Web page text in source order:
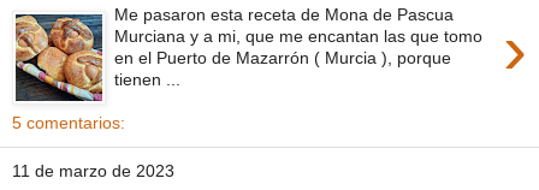
›
Me pasaron esta receta de Mona de Pascua
Murciana y a mi, que me encantan las que tomo
en el Puerto de Mazarrón ( Murcia ), porque
tienen ...
5 comentarios:
11 de marzo de 2023